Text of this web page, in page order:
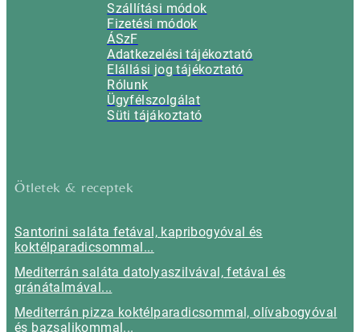
Szállítási módok
Fizetési módok
ÁSzF
Adatkezelési tájékoztató
Elállási jog tájékoztató
Rólunk
Ügyfélszolgálat
Süti tájákoztató
Ötletek & receptek
Santorini saláta fetával, kapribogyóval és
koktélparadicsommal...
Mediterrán saláta datolyaszilvával, fetával és
gránátalmával...
Mediterrán pizza koktélparadicsommal, olívabogyóval
és bazsalikommal...